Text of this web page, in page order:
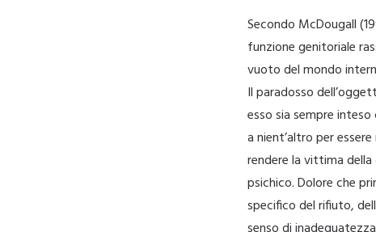
Secondo McDougall
funzione genitoriale
vuoto del mondo
Il paradosso
esso sia sempre
a nient’altro per
rendere la vittima
psichico. Dolore che
specifico del rifiuto,